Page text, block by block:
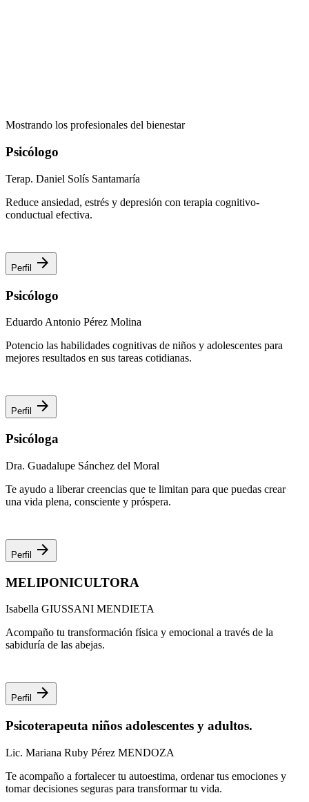
Mostrando los profesionales del bienestar
Psicólogo
Terap. Daniel Solís Santamaría
Reduce ansiedad, estrés y depresión con terapia cognitivo-
conductual efectiva.
Perfil arrow_forward
Psicólogo
Eduardo Antonio Pérez Molina
Potencio las habilidades cognitivas de niños y adolescentes para
mejores resultados en sus tareas cotidianas.
Perfil arrow_forward
Psicóloga
Dra. Guadalupe Sánchez del Moral
Te ayudo a liberar creencias que te limitan para que puedas crear
una vida plena, consciente y próspera.
Perfil arrow_forward
MELIPONICULTORA
Isabella GIUSSANI MENDIETA
Acompaño tu transformación física y emocional a través de la
sabiduría de las abejas.
Perfil arrow_forward
Psicoterapeuta niños adolescentes y adultos.
Lic. Mariana Ruby Pérez MENDOZA
Te acompaño a fortalecer tu autoestima, ordenar tus emociones y
tomar decisiones seguras para transformar tu vida.